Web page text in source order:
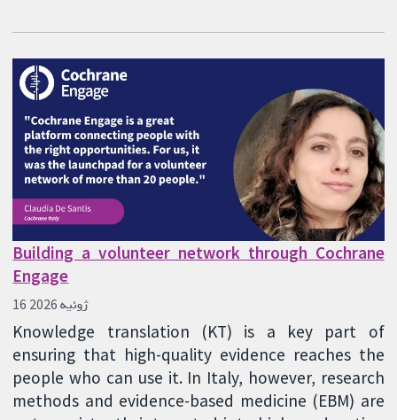
Building a volunteer network through Cochrane
Engage
16 ژوئیه 2026
Knowledge translation (KT) is a key part of
ensuring that high-quality evidence reaches the
people who can use it. In Italy, however, research
methods and evidence-based medicine (EBM) are